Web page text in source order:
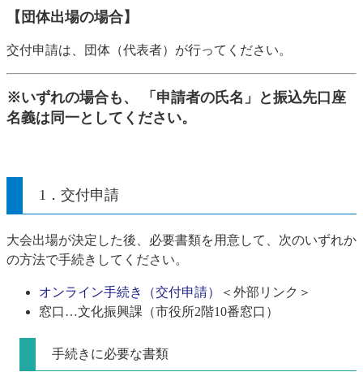
【団体出場の場合】
​交付申請は、団体（代表者）が行ってください。
※いずれの場合も、 「申請者の氏名」と振込先口座
名義は同一としてください。
1．交付申請
大会出場が決定した後、必要書類を用意して、次のいずれか
の方法で手続きしてください。
オンライン手続き（交付申請）
＜外部リンク＞
窓口…文化振興課（市役所2階10番窓口）
手続きに必要な書類